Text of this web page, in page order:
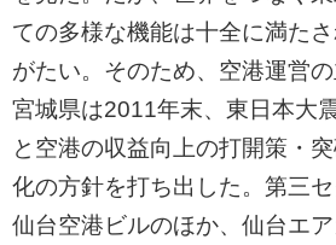
ての多様な機能は十全に満た
がたい。そのため、空港運営
宮城県は2011年末、東日本大
と空港の収益向上の打開策・
化の方針を打ち出した。第三
仙台空港ビルのほか、仙台エ